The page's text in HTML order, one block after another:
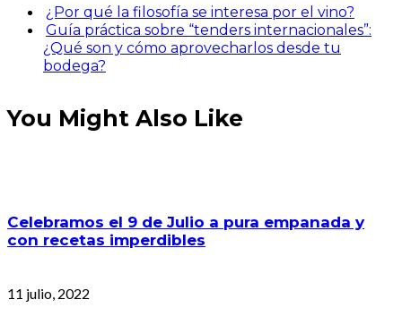
¿Por qué la filosofía se interesa por el vino?
Guía práctica sobre “tenders internacionales”:
¿Qué son y cómo aprovecharlos desde tu
bodega?
You Might Also Like
Celebramos el 9 de Julio a pura empanada y
con recetas imperdibles
11 julio, 2022